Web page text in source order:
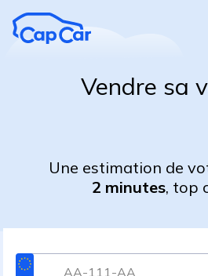
Vendre sa
Une estimation de
2 minutes, top